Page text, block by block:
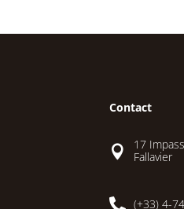
Contact

17
Fallavier
 (+33) 4-